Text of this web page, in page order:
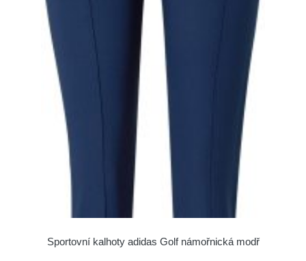
Sportovní kalhoty adidas Golf námořnická modř